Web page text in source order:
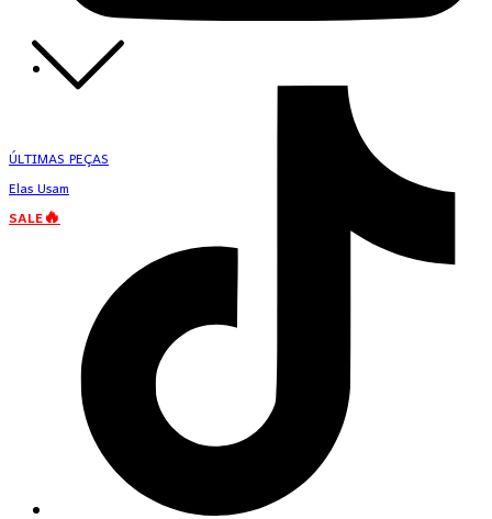
ÚLTIMAS PEÇAS
Elas Usam
SALE🔥